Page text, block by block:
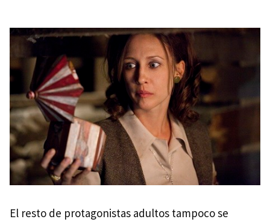
El resto de protagonistas adultos tampoco se